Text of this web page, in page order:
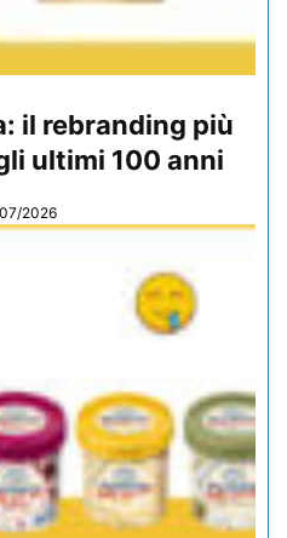
il rebranding più
ultimi 100 anni
2026